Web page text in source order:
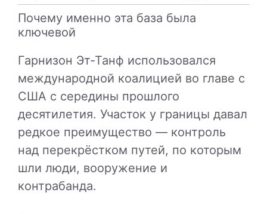
Почему именно эта база была
ключевой
Гарнизон Эт-Танф использовался
международной коалицией во главе с
США с середины прошлого
десятилетия. Участок у границы давал
редкое преимущество — контроль
над перекрёстком путей, по которым
шли люди, вооружение и
контрабанда.